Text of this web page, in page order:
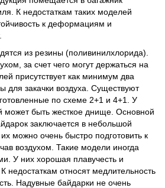
К недостаткам таких моделей
к деформациям и
из резины (поливинилхлорида).
за счет чего могут держаться на
присутствует как минимум два
для закачки воздуха. Существуют
по схеме 2+1 и 4+1. У
может быть жесткое днище. Основной
заключается в небольшой
можно очень быстро подготовить к
воздухом. Такие модели иногда
У них хорошая плавучесть и
недостаткам относят медлительность
Надувные байдарки не очень